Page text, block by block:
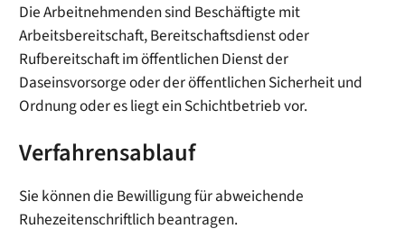
Die Arbeitnehmenden sind Beschäftigte mit
Arbeitsbereitschaft, Bereitschaftsdienst oder
Rufbereitschaft im öffentlichen Dienst der
Daseinsvorsorge oder der öffentlichen Sicherheit und
Ordnung oder es liegt ein Schichtbetrieb vor.
Verfahrensablauf
Sie können die Bewilligung für abweichende
Ruhezeitenschriftlich beantragen.